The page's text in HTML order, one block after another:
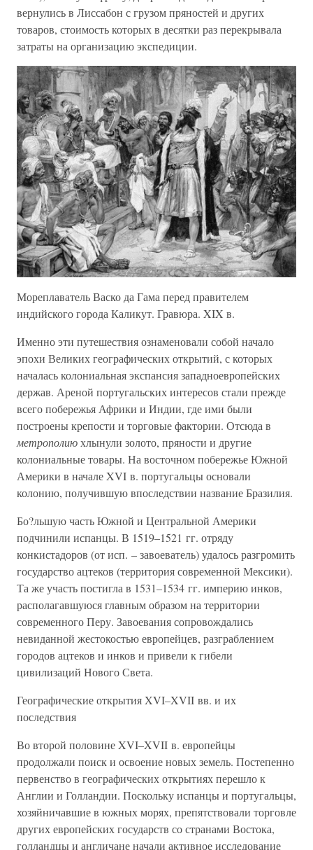
вернулись в Лиссабон с грузом пряностей и других
товаров, стоимость которых в десятки раз перекрывала
затраты на организацию экспедиции.
Мореплаватель Васко да Гама перед правителем
индийского города Каликут. Гравюра. XIX в.
Именно эти путешествия ознаменовали собой начало
эпохи Великих географических открытий, с которых
началась колониальная экспансия западноевропейских
держав. Ареной португальских интересов стали прежде
всего побережья Африки и Индии, где ими были
построены крепости и торговые фактории. Отсюда в
метрополиюхлынули золото, пряности и другие
колониальные товары. На восточном побережье Южной
Америки в начале XVI в. португальцы основали
колонию, получившую впоследствии название Бразилия.
Бо?льшую часть Южной и Центральной Америки
подчинили испанцы. В 1519–1521 гг. отряду
конкистадоров (от исп. – завоеватель) удалось разгромить
государство ацтеков (территория современной Мексики).
Та же участь постигла в 1531–1534 гг. империю инков,
располагавшуюся главным образом на территории
современного Перу. Завоевания сопровождались
невиданной жестокостью европейцев, разграблением
городов ацтеков и инков и привели к гибели
цивилизаций Нового Света.
Географические открытия XVI–XVII вв. и их
последствия
Во второй половине XVI–XVII в. европейцы
продолжали поиск и освоение новых земель. Постепенно
первенство в географических открытиях перешло к
Англии и Голландии. Поскольку испанцы и португальцы,
хозяйничавшие в южных морях, препятствовали торговле
других европейских государств со странами Востока,
голландцы и англичане начали активное исследование